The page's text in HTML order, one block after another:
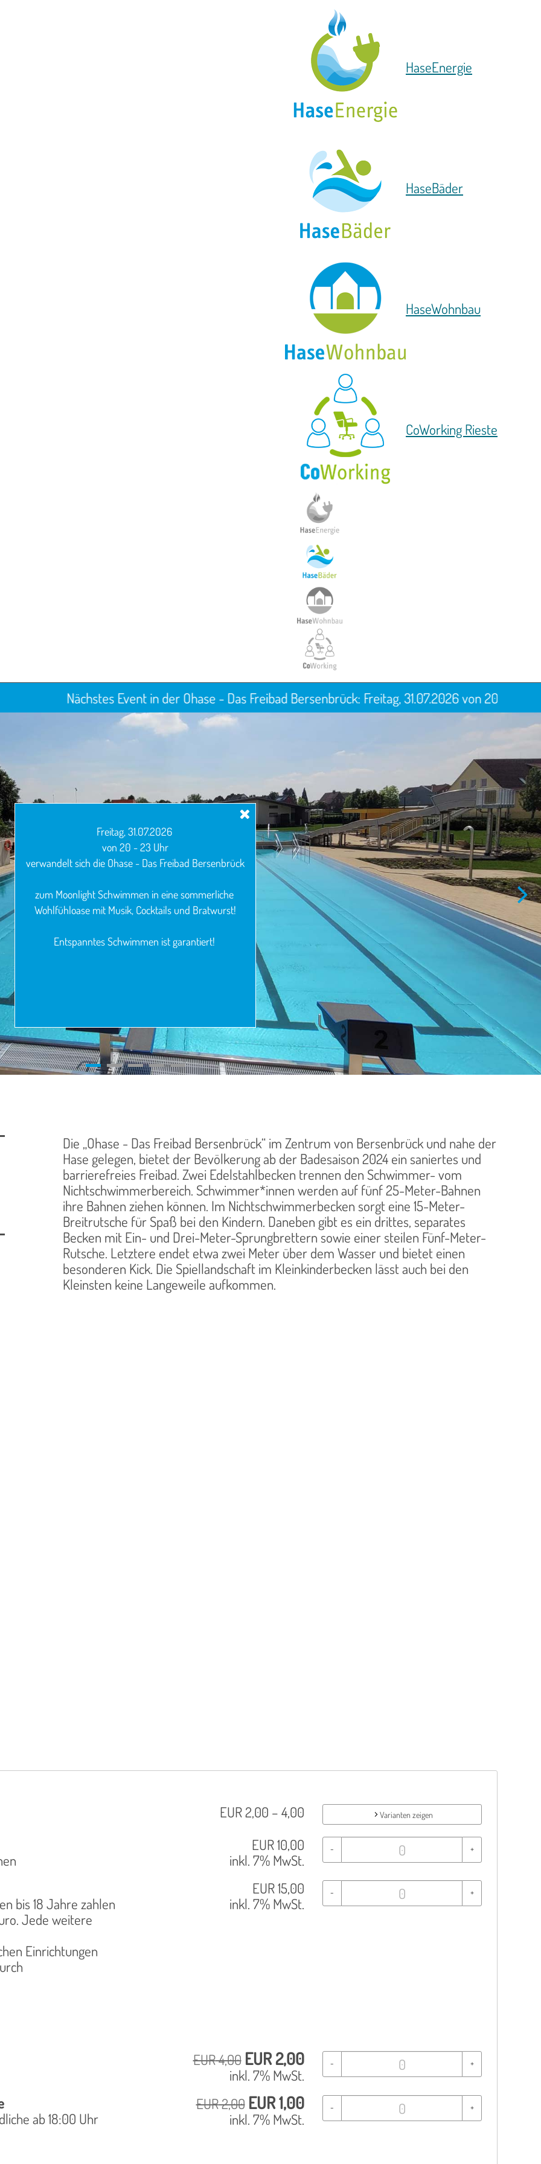
HaseEnergie
HaseBäder
HaseWohnbau
CoWorking Rieste
Event in der Ohase - Das Freibad Bersenbrück: Freitag, 31.07.2026 von 20-23 Uhr "Moonlight
Freitag, 31.07.2026
von 20 - 23 Uhr
verwandelt sich die Ohase - Das Freibad Bersenbrück
zum Moonlight Schwimmen in eine sommerliche
Wohlfühloase mit Musik, Cocktails und Bratwurst!
Die „Ohase - Das Freibad Bersenbrück“ im Zentrum von Bersenbrück und nahe der
Hase gelegen, bietet der Bevölkerung ab der Badesaison 2024 ein saniertes und
barrierefreies Freibad. Zwei Edelstahlbecken trennen den Schwimmer- vom
Nichtschwimmerbereich. Schwimmer*innen werden auf fünf 25-Meter-Bahnen
ihre Bahnen ziehen können. Im Nichtschwimmerbecken sorgt eine 15-Meter-
Breitrutsche für Spaß bei den Kindern. Daneben gibt es ein drittes, separates
Becken mit Ein- und Drei-Meter-Sprungbrettern sowie einer steilen Fünf-Meter-
Rutsche. Letztere endet etwa zwei Meter über dem Wasser und bietet einen
besonderen Kick. Die Spiellandschaft im Kleinkinderbecken lässt auch bei den
Kleinsten keine Langeweile aufkommen.
EUR2,00 – 4,00 Varianten zeigen
EUR10,00
inkl. 7% MwSt.
- +
bis 18 Jahre zahlen
Jede weitere
Einrichtungen
EUR15,00
inkl. 7% MwSt.
- +
EUR4,00 EUR2,00
inkl. 7% MwSt.
- +
ab 18:00 Uhr
EUR2,00 EUR1,00
inkl. 7% MwSt.
- +